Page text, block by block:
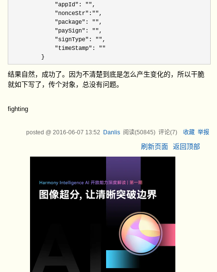
"appId": "",
"nonceStr":"",
"package": "",
"paySign": "",
"signType": "",
"timeStamp": ""
         }
结果自然，成功了。因为不清楚到底是怎么产生变化的，所以干脆
就如下写了，传个对象，总没有问题。
fighting
posted @ 2016-06-07 13:52 Danlis阅读(50845) 评论(7) 收藏 举报
刷新页面 返回顶部